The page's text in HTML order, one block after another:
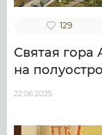
129
Святая гора
на
22.06.2025